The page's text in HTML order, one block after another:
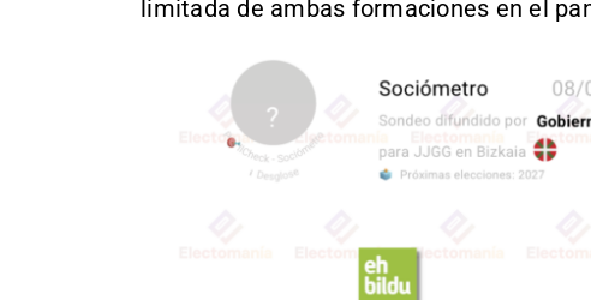
limitada de ambas formaciones en el